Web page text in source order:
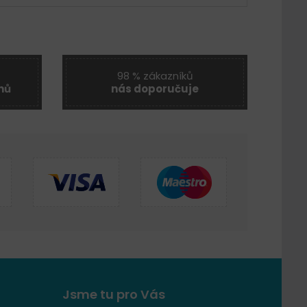
98 % zákazníků
nás doporučuje
Jsme tu pro Vás